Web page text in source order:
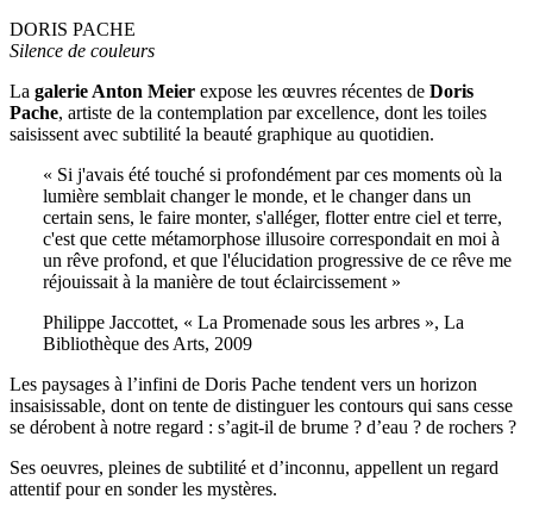
DORIS PACHE
Silence de couleurs
La galerie Anton Meier expose les œuvres récentes de Doris
Pache, artiste de la contemplation par excellence, dont les toiles
saisissent avec subtilité la beauté graphique au quotidien.
« Si j'avais été touché si profondément par ces moments où la
lumière semblait changer le monde, et le changer dans un
certain sens, le faire monter, s'alléger, flotter entre ciel et terre,
c'est que cette métamorphose illusoire correspondait en moi à
un rêve profond, et que l'élucidation progressive de ce rêve me
réjouissait à la manière de tout éclaircissement »
Philippe Jaccottet, « La Promenade sous les arbres », La
Bibliothèque des Arts, 2009
Les paysages à l’infini de Doris Pache tendent vers un horizon
insaisissable, dont on tente de distinguer les contours qui sans cesse
se dérobent à notre regard : s’agit-il de brume ? d’eau ? de rochers ?
Ses oeuvres, pleines de subtilité et d’inconnu, appellent un regard
attentif pour en sonder les mystères.